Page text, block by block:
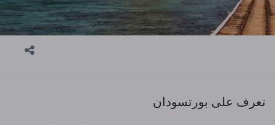
تعرف على بورتسودان